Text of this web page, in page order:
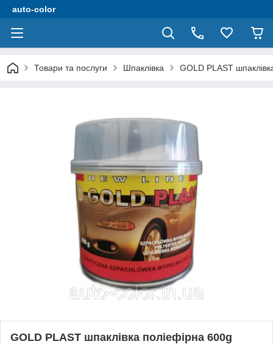
auto-color
Товари та послуги Шпаклівка GOLD PLAST
GOLD PLAST шпаклівка поліефірна 600g